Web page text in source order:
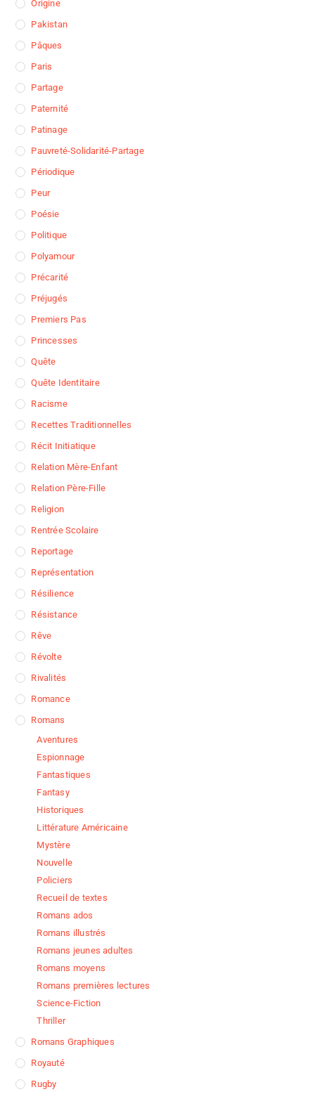
Origine
Pakistan
Pâques
Paris
Partage
Paternité
Patinage
Pauvreté-Solidarité-Partage
Périodique
Peur
Poésie
Politique
Polyamour
Précarité
Préjugés
Premiers Pas
Princesses
Quête
Quête Identitaire
Racisme
Recettes Traditionnelles
Récit Initiatique
Relation Mère-Enfant
Relation Père-Fille
Religion
Rentrée Scolaire
Reportage
Représentation
Résilience
Résistance
Rêve
Révolte
Rivalités
Romance
Romans
Aventures
Espionnage
Fantastiques
Fantasy
Historiques
Littérature Américaine
Mystère
Nouvelle
Policiers
Recueil de textes
Romans ados
Romans illustrés
Romans jeunes adultes
Romans moyens
Romans premières lectures
Science-Fiction
Thriller
Romans Graphiques
Royauté
Rugby